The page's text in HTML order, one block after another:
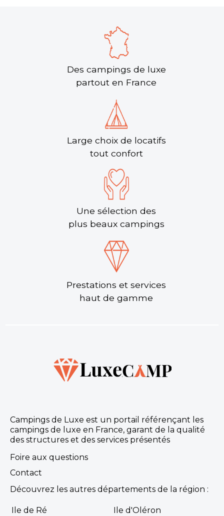
Des campings de luxe
partout en France
Large choix de locatifs
tout confort
Une sélection des
plus beaux campings
Prestations et services
haut de gamme
Campings de Luxe est un portail référençant les
campings de luxe en France, garant de la qualité
des structures et des services présentés
Foire aux questions
Contact
Découvrez les autres départements de la région :
Ile de Ré
Ile d'Oléron